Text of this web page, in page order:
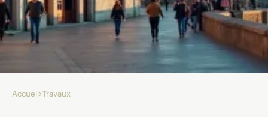
Accueil›Travaux